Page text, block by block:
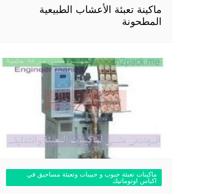
ماكينة تعبئة الأعشاب الطبيعية
المطحونة
ماكينات تعبئة حبوب و حبيبات وتعبئة مساحيق في
اكياس اوتوماتيك